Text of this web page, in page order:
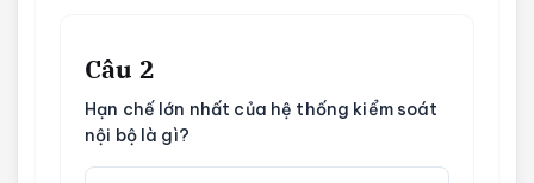
Câu 2
Hạn chế lớn nhất của hệ thống kiểm soát
nội bộ là gì?